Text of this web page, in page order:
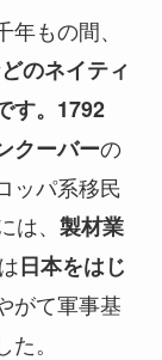
もの間、
のネイティ
す。1792
クーバーの
ッパ系移民
、 製材業
日本をはじ
がて軍事基
。